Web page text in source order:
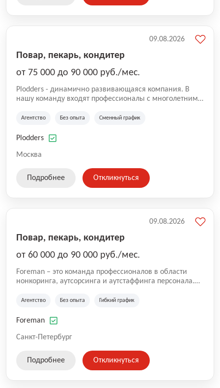
Повар, пекарь, кондитер
от 75 000 до 90 000 руб./мес.
Plodders - динамично развивающаяся компания. В
нашу команду входят профессионалы с многолетним
на рынке аутсорсинга, а накопленный опыт позволяют
оказываемых услуг.
Агентство Без опыта Сменный график
Plodders
Москва
09.08.2026
Подробнее Откликнуться
Повар, пекарь, кондитер
от 60 000 до 90 000 руб./мес.
Foreman – это команда профессионалов в области
нонкоринга, аутсорсинга и аутстаффинга персонала.
реализовывать проекты любой сложности, в которых
уровня роста и развития по всей России. В работе
вакансий. Если вы не нашли подходящую вакансию,
свяжемся с вами в ближайшее время.
Агентство Без опыта Гибкий график
Foreman
Санкт-Петербург
09.08.2026
Подробнее Откликнуться